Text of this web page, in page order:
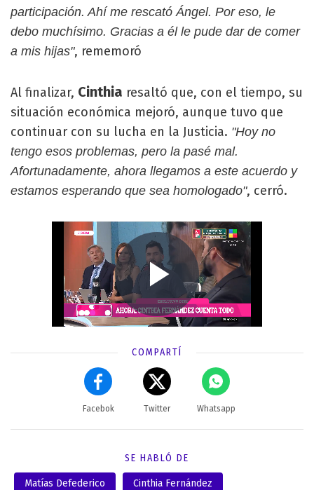
participación. Ahí me rescató Ángel. Por eso, le
debo muchísimo. Gracias a él le pude dar de comer
a mis hijas", rememoró
Al finalizar, Cinthia resaltó que, con el tiempo, su
situación económica mejoró, aunque tuvo que
continuar con su lucha en la Justicia. "Hoy no
tengo esos problemas, pero la pasé mal.
Afortunadamente, ahora llegamos a este acuerdo y
estamos esperando que sea homologado", cerró.
COMPARTÍ
Facebok Twitter Whatsapp
SE HABLÓ DE
Matías Defederico Cinthia Fernández